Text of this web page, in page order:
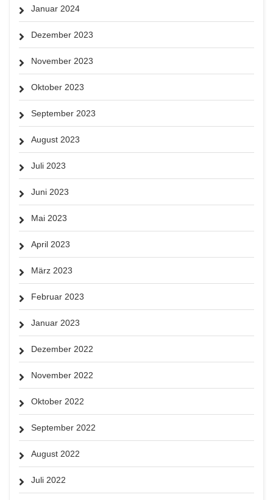
Januar 2024
Dezember 2023
November 2023
Oktober 2023
September 2023
August 2023
Juli 2023
Juni 2023
Mai 2023
April 2023
März 2023
Februar 2023
Januar 2023
Dezember 2022
November 2022
Oktober 2022
September 2022
August 2022
Juli 2022